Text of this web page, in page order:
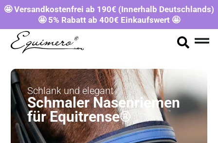
🤩 Versandkostenfrei ab 190€ (Innerhalb Deutschlands)
🤩 5% Rabatt ab 400€ Einkaufswert 🤩
Schlank und elegant
Schmaler Nasenriemen
für Equitrense®